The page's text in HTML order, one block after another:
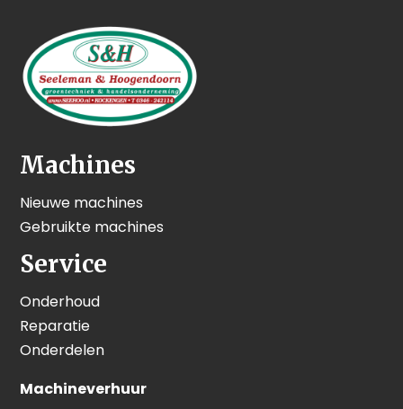
Machines
Nieuwe machines
Gebruikte machines
Service
Onderhoud
Reparatie
Onderdelen
Machineverhuur